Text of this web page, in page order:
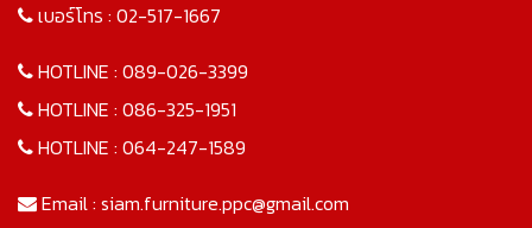
เบอร์โทร : 02-517-1667
HOTLINE : 089-026-3399
HOTLINE : 086-325-1951
HOTLINE : 064-247-1589
Email : siam.furniture.ppc@gmail.com